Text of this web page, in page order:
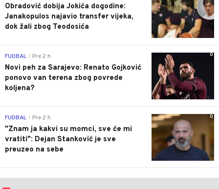
Obradović dobija Jokića dogodine:
Janakopulos najavio transfer vijeka,
dok žali zbog Teodosića
0
FUDBAL Pre 2 h
Novi peh za Sarajevo: Renato Gojković
ponovo van terena zbog povrede
koljena?
0
FUDBAL Pre 2 h
"Znam ja kakvi su momci, sve će mi
vratiti": Dejan Stanković je sve
preuzeo na sebe